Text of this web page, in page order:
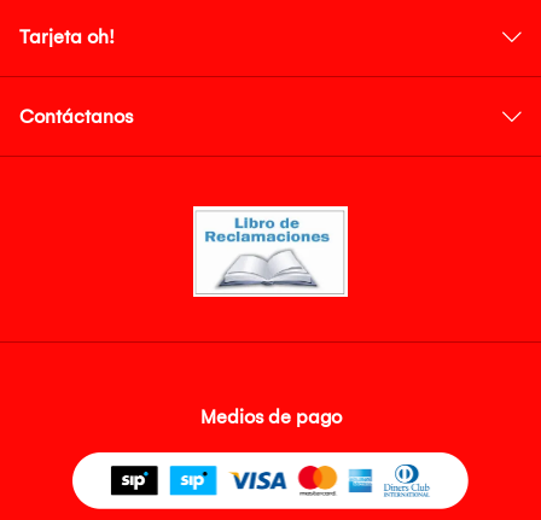
Tarjeta oh!
Contáctanos
Medios de pago